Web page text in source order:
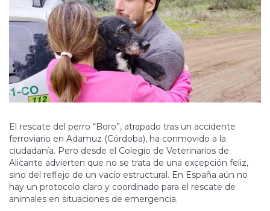
El rescate del perro “Boro”, atrapado tras un accidente
ferroviario en Adamuz (Córdoba), ha conmovido a la
ciudadanía. Pero desde el Colegio de Veterinarios de
Alicante advierten que no se trata de una excepción feliz,
sino del reflejo de un vacío estructural. En España aún no
hay un protocolo claro y coordinado para el rescate de
animales en situaciones de emergencia.